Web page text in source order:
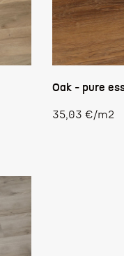
Oak - pure
Stückpreis
35,03 €/m2